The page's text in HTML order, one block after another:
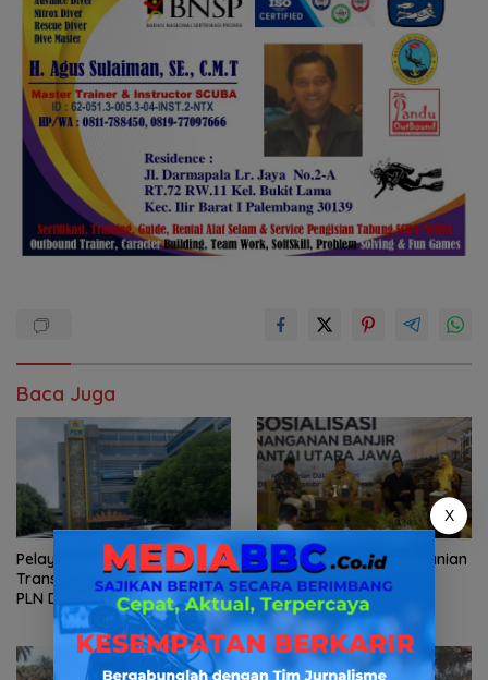
Baca Juga
Pelayanan Kinerja Dan
Transparansi Sanksi P2TL
PLN Dipertanyakan, Upaya
Konfirmasi GM PLN UID S2JB
Terkesan Tutup Mata
Selamatkan Lahan Pertanian
Brebes dari Banjir,
Kemendagri Dorong
Program FMNJP
X